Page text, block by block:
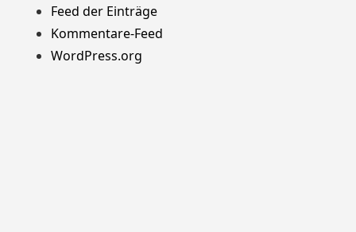
Feed der Einträge
Kommentare-Feed
WordPress.org